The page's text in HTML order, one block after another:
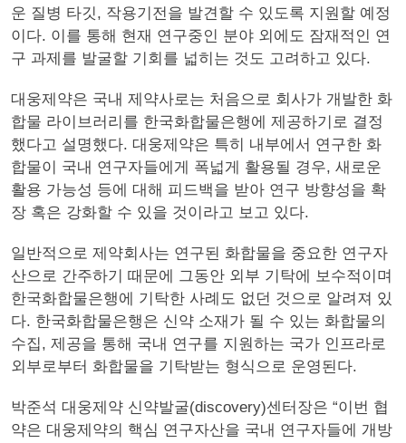
운 질병 타깃, 작용기전을 발견할 수 있도록 지원할 예정
이다. 이를 통해 현재 연구중인 분야 외에도 잠재적인 연
구 과제를 발굴할 기회를 넓히는 것도 고려하고 있다.
대웅제약은 국내 제약사로는 처음으로 회사가 개발한 화
합물 라이브러리를 한국화합물은행에 제공하기로 결정
했다고 설명했다. 대웅제약은 특히 내부에서 연구한 화
합물이 국내 연구자들에게 폭넓게 활용될 경우, 새로운
활용 가능성 등에 대해 피드백을 받아 연구 방향성을 확
장 혹은 강화할 수 있을 것이라고 보고 있다.
일반적으로 제약회사는 연구된 화합물을 중요한 연구자
산으로 간주하기 때문에 그동안 외부 기탁에 보수적이며
한국화합물은행에 기탁한 사례도 없던 것으로 알려져 있
다. 한국화합물은행은 신약 소재가 될 수 있는 화합물의
수집, 제공을 통해 국내 연구를 지원하는 국가 인프라로
외부로부터 화합물을 기탁받는 형식으로 운영된다.
박준석 대웅제약 신약발굴(discovery)센터장은 “이번 협
약은 대웅제약의 핵심 연구자산을 국내 연구자들에 개방